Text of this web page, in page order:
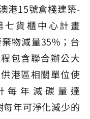
港15號倉棧建築-
七貨櫃中心計畫
物減量35%；台
包含聯合辦公大
港區相關單位使
每年減碳量達
年可淨化減少的